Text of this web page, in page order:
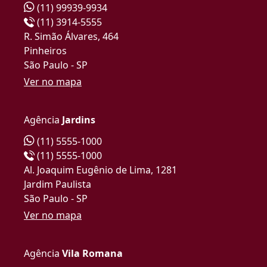
(11) 99939-9934
(11) 3914-5555
R. Simão Álvares, 464
Pinheiros
São Paulo - SP
Ver no mapa
Agência Jardins
(11) 5555-1000
(11) 5555-1000
Al. Joaquim Eugênio de Lima, 1281
Jardim Paulista
São Paulo - SP
Ver no mapa
Agência Vila Romana